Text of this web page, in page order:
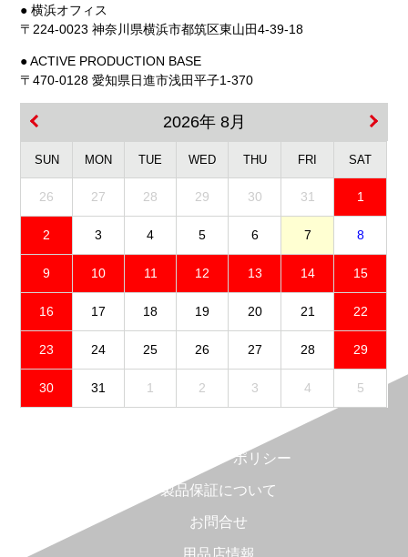
● 横浜オフィス
〒224-0023 神奈川県横浜市都筑区東山田4-39-18
● ACTIVE PRODUCTION BASE
〒470-0128 愛知県日進市浅田平子1-370
2026年 8月
SUN MON TUE WED THU FRI SAT
26 27 28 29 30 31 1
2 3 4 5 6 7 8
9 10 11 12 13 14 15
16 17 18 19 20 21 22
23 24 25 26 27 28 29
30 31 1 2 3 4 5
プライバシーポリシー
製品保証について
お問合せ